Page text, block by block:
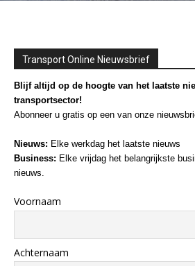
Transport Online Nieuwsbrief
Blijf altijd op de hoogte van het laatste
transportsector!
Abonneer u gratis op een van onze
Nieuws: Elke werkdag het laatste nieuws
Business: Elke vrijdag het belangrijkste
nieuws.
Voornaam
Achternaam